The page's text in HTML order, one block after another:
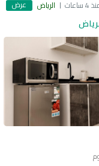
ساعات
الرياض عرض